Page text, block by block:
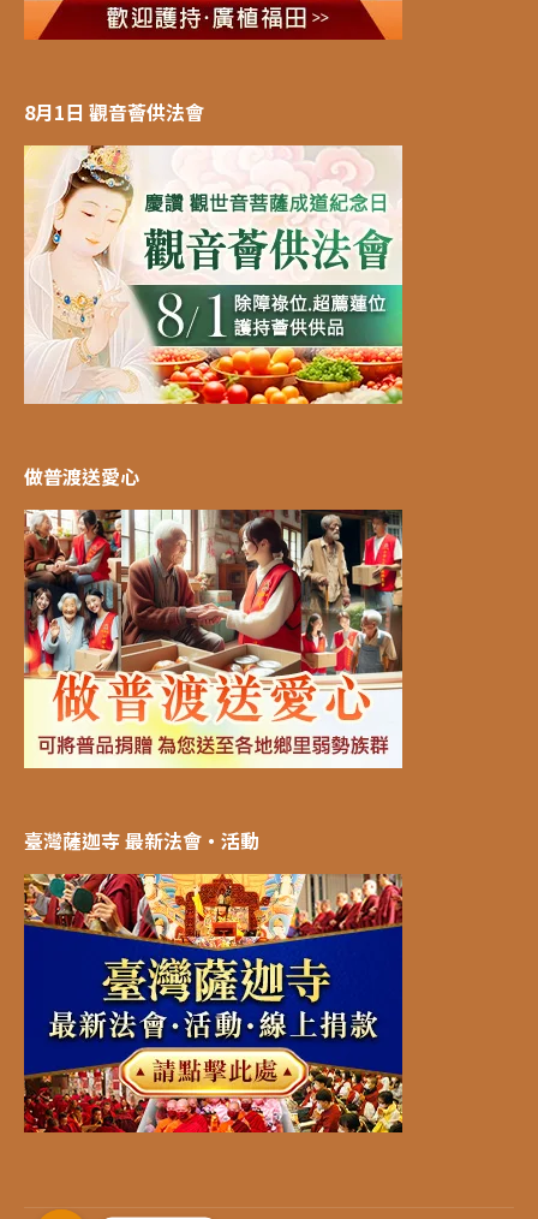
8月1日 觀音薈供法會
做普渡送愛心
臺灣薩迦寺 最新法會‧活動